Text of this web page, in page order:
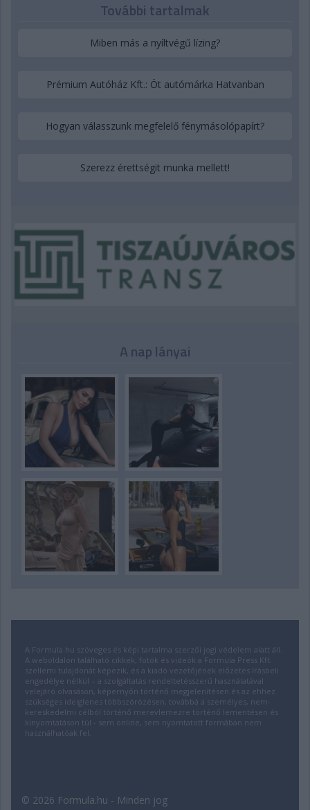
További tartalmak
Miben más a nyíltvégű lízing?
Prémium Autóház Kft.: Öt autómárka Hatvanban
Hogyan válasszunk megfelelő fénymásolópapírt?
Szerezz érettségit munka mellett!
A nap lányai
A Formula.hu szöveges és képi tartalma szerzői jogi védelem alatt áll.
A weboldalon található cikkek, fotók és videók a Formula Press Kft.
szellemi tulajdonát képezik, és a kiadó vezetőjének előzetes írásbeli
engedélye nélkül – a szolgáltatás rendeltetésszerű használatával
velejáró olvasáson, képernyőn történő megjelenítésen és az ehhez
szükséges ideiglenes többszörözésen, továbbá a személyes, nem-
kereskedelmi célból történő merevlemezre történő lementésen és
kinyomtatáson túl - sem online, sem nyomtatott formában nem
használhatóak fel.
© 2026 Formula.hu - Minden jog